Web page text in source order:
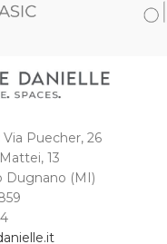
Via Puecher, 26
13
Dugnano (MI)